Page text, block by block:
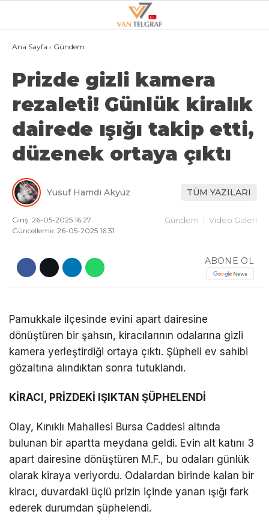
WhatsApp İhbar
Hattı
Instagram
Youtube
22.8°
GALERİ VİDEO
VAN
BÖLGE
3.SAYFA
SPOR
EKONOMI
POLITIKA
EĞITIM
DIĞER
Ana Sayfa › Gündem
Prizde gizli kamera
rezaleti! Günlük kiralık
dairede ışığı takip etti,
düzenek ortaya çıktı
Yusuf Hamdi Akyüz TÜM YAZILARI
Giriş: 26-05-2025 16:27
Güncelleme: 26-05-2025 16:31
Gündem Video Galeri
ABONE OL
Pamukkale ilçesinde evini apart dairesine
dönüştüren bir şahsın, kiracılarının odalarına gizli
kamera yerleştirdiği ortaya çıktı. Şüpheli ev sahibi
gözaltına alındıktan sonra tutuklandı.
KİRACI, PRİZDEKİ IŞIKTAN ŞÜPHELENDİ
Olay, Kınıklı Mahallesi Bursa Caddesi altında
bulunan bir apartta meydana geldi. Evin alt katını 3
apart dairesine dönüştüren M.F., bu odaları günlük
olarak kiraya veriyordu. Odalardan birinde kalan bir
kiracı, duvardaki üçlü prizin içinde yanan ışığı fark
ederek durumdan şüphelendi.